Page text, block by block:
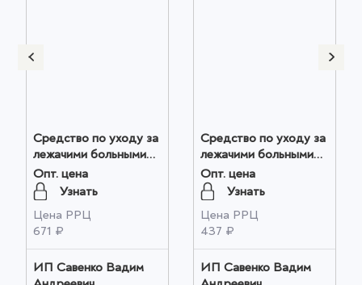
Средство по уходу за
лежачими больными
500 мл оптом
Опт. цена
Узнать
Цена РРЦ
671 ₽
ИП Савенко Вадим
Средство по уходу за
лежачими больными
250 мл оптом
Опт. цена
Узнать
Цена РРЦ
437 ₽
ИП Савенко Вадим